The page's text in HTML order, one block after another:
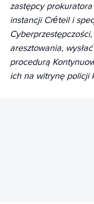
zastępcy
instancji Créteil i
aresztowania,
procedurą
ich na witrynę policji